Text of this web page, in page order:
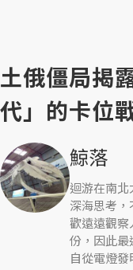
土俄僵局揭
代」的卡位
鯨落
迴游在南北
深海思考
歡遠遠觀
份，因此最
自從電燈